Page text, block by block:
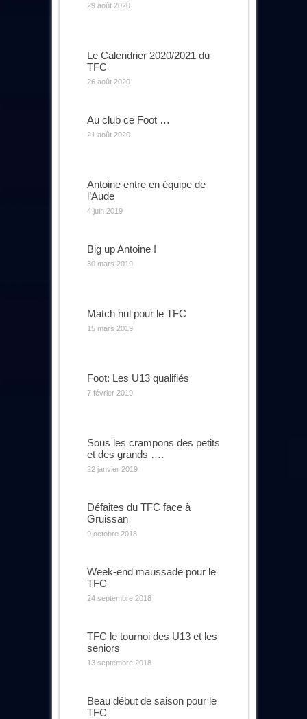
29 août 2020
Le Calendrier 2020/2021 du
TFC
26 août 2020
Au club ce Foot …
21 août 2020
Antoine entre en équipe de
l’Aude
4 juin 2019
Big up Antoine !
30 mars 2019
Match nul pour le TFC
15 mars 2019
Foot: Les U13 qualifiés
7 février 2019
Sous les crampons des petits
et des grands ….
22 janvier 2019
Défaites du TFC face à
Gruissan
9 octobre 2018
Week-end maussade pour le
TFC
24 septembre 2018
TFC le tournoi des U13 et les
seniors
13 septembre 2018
Beau début de saison pour le
TFC